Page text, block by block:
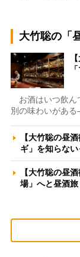
大竹聡の「
お酒はいつ飲ん
別の味わいがあ
【大竹聡の昼
ギ」を知らな
【大竹聡の昼
場」へと昼酒